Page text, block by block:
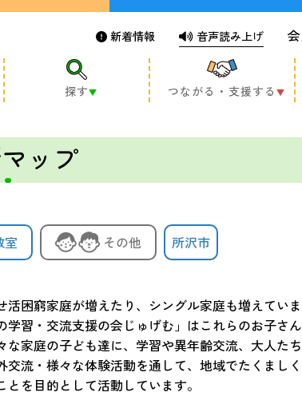
新着情報 音声読み上げ
探す つながる・支援する
ップ
室 その他 所沢市
活困窮家庭が増えたり、シングル家庭も増えてい
学習・交流支援の会じゅげむ」はこれらのお子さ
な家庭の子ども達に、学習や異年齢交流、大人た
交流・様々な体験活動を通して、地域でたくまし
とを目的として活動しています。